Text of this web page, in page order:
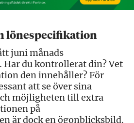
lönespecifikation
juni månads
du kontrollerat din? Vet
den innehåller? För
att se över sina
möjligheten till extra
på
är dock en ögonblicksbild.